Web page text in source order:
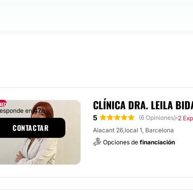
CLÍNICA DRA. LEILA
5 (6 Opiniones)·2
Alacant 26,local 1, Barcelona
Opciones de financiación
en47h
CONTACTAR